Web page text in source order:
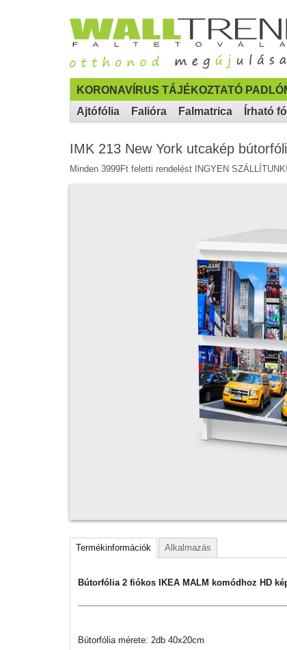
KORONAVÍRUS TÁJÉKOZTATÓ
Ajtófólia
Falióra Falmatrica Írható
IMK 213 New York utcakép
Minden 3999Ft feletti rendelést INGYEN SZÁLLÍTUNK!
Termékinformációk Alkalmazás
Bútorfólia 2 fiókos IKEA MALM komódhoz HD
Bútorfólia mérete: 2db 40x20cm